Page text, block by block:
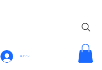
ログイン